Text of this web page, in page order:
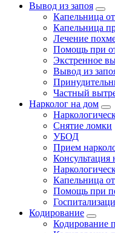
Вывод из запоя
Капельница
Капельница
Лечение
Помощь при
Экстренное
Вывод из
Частный
Нарколог на дом
Снятие ломки
УБОД
Прием
Консультация
Капельница
Помощь при
Кодирование
Кодирование